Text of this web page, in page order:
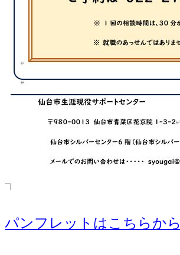
パンフレットはこちらから